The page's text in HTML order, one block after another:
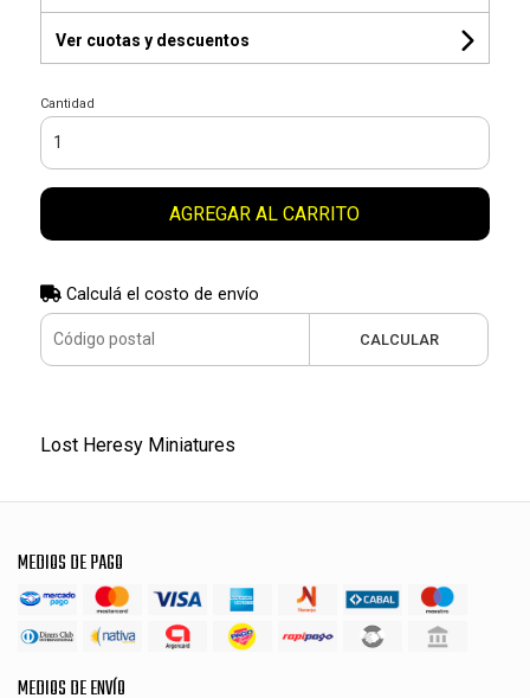
Ver cuotas y descuentos
Cantidad
AGREGAR AL CARRITO
Calculá el costo de envío
CALCULAR
Lost Heresy Miniatures
MEDIOS DE PAGO
MEDIOS DE ENVÍO